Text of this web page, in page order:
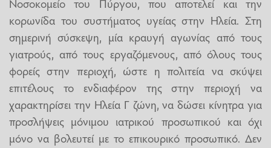
κορωνίδα του συστήματος υγείας στην Ηλεία. Στη
σημερινή σύσκεψη, μία κραυγή αγωνίας από τους
γιατρούς, από τους εργαζόμενους, από όλους τους
φορείς στην περιοχή, ώστε η πολιτεία να σκύψει
επιτέλους το ενδιαφέρον της στην περιοχή να
χαρακτηρίσει την Ηλεία Γ ζώνη, να δώσει κίνητρα για
προσλήψεις μόνιμου ιατρικού προσωπικού και όχι
μόνο να βολευτεί με το επικουρικό προσωπικό. Δεν